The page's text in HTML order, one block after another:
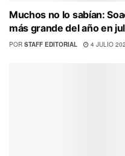
Muchos no lo sabían:
más grande del año en
POR STAFF EDITORIAL 4 JULIO